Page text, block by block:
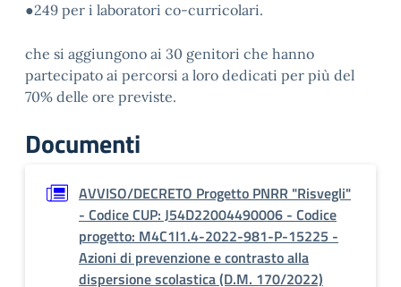
●249 per i laboratori co-curricolari.
che si aggiungono ai 30 genitori che hanno
partecipato ai percorsi a loro dedicati per più del
70% delle ore previste.
Documenti
AVVISO/DECRETO Progetto PNRR "Risvegli"
- Codice CUP: J54D22004490006 - Codice
progetto: M4C1I1.4-2022-981-P-15225 -
Azioni di prevenzione e contrasto alla
dispersione scolastica (D.M. 170/2022)